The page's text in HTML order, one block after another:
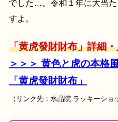
でした…。令和１年に大当
すよ。
「黄虎發財財布」詳細
＞＞＞ 黄色と虎の本格
「黄虎發財財布」
（リンク先：水晶院 ラッキーショ